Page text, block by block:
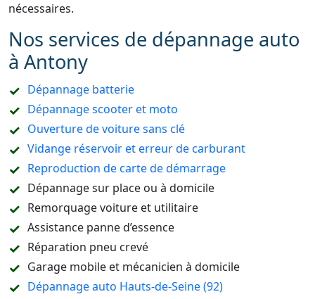
nécessaires.
Nos services de dépannage auto
à Antony
Dépannage batterie
Dépannage scooter et moto
Ouverture de voiture sans clé
Vidange réservoir et erreur de carburant
Reproduction de carte de démarrage
Dépannage sur place ou à domicile
Remorquage voiture et utilitaire
Assistance panne d’essence
Réparation pneu crevé
Garage mobile et mécanicien à domicile
Dépannage auto Hauts-de-Seine (92)